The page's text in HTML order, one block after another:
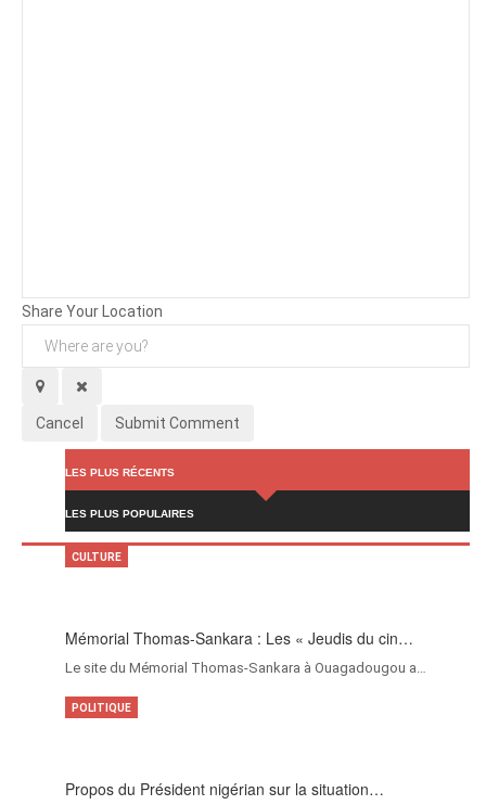
Share Your Location
Cancel Submit Comment
LES PLUS RÉCENTS
LES PLUS POPULAIRES
Mémorial Thomas-Sankara : Les « Jeudis du cin…
Le site du Mémorial Thomas-Sankara à Ouagadougou a…
CULTURE
Propos du Président nigérian sur la situation…
POLITIQUE